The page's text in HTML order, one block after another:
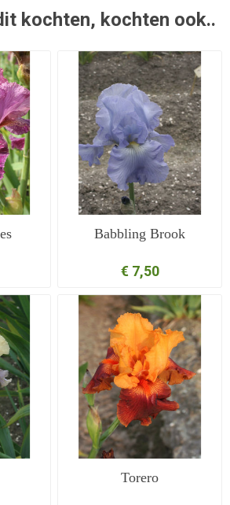
kochten, kochten ook..
Babbling Brook
€ 7,50
Torero